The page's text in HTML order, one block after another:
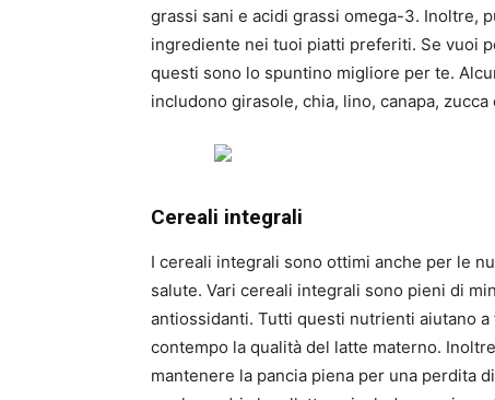
grassi sani e acidi grassi omega-3. Inoltre,
ingrediente nei tuoi piatti preferiti. Se vuoi
questi sono lo spuntino migliore per te.
includono girasole, chia, lino, canapa, zucca
Cereali integrali
I cereali integrali sono ottimi anche per le
salute. Vari cereali integrali sono pieni di
antiossidanti. Tutti questi nutrienti aiutano
contempo la qualità del latte materno.
mantenere la pancia piena per una perdita